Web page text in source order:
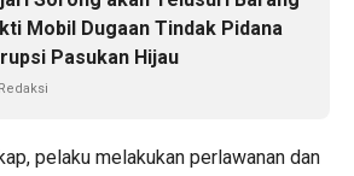
Mobil Dugaan Tindak Pidana
Pasukan Hijau
Redaksi
pelaku melakukan perlawanan dan